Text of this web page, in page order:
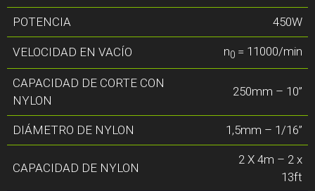
POTENCIA 450W
VELOCIDAD EN VACÍO n0 = 11000/min
CAPACIDAD DE CORTE CON
NYLON
250mm – 10”
DIÁMETRO DE NYLON 1,5mm – 1/16”
CAPACIDAD DE NYLON
2 X 4m – 2 x
13ft